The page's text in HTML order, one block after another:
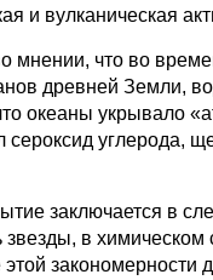
и вулканическая
мнении, что во
древней Земли,
океаны укрывало
сероксид углерода,
заключается в
звезды, в
закономерности